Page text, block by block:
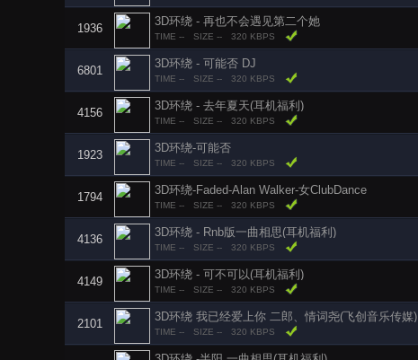
1936
3D环绕 - 再也不会遇见第二个她
TIME -- SIZE -- 320 KBPS
6801
3D环绕 - 可能否 DJ
TIME -- SIZE -- 320 KBPS
4156
3D环绕 - 去年夏天(耳机福利)
TIME -- SIZE -- 320 KBPS
1923
3D环绕-可能否
TIME -- SIZE -- 320 KBPS
1794
3D环绕-Faded-Alan Walker-女ClubDance
TIME -- SIZE -- 320 KBPS
4136
3D环绕 - Rnb版一曲相思(耳机福利)
TIME -- SIZE -- 320 KBPS
4149
3D环绕 - 可不可以(耳机福利)
TIME -- SIZE -- 320 KBPS
2101
3D环绕 我已经爱上你 二郎、情词尧(飞创音乐传媒)
TIME -- SIZE -- 320 KBPS